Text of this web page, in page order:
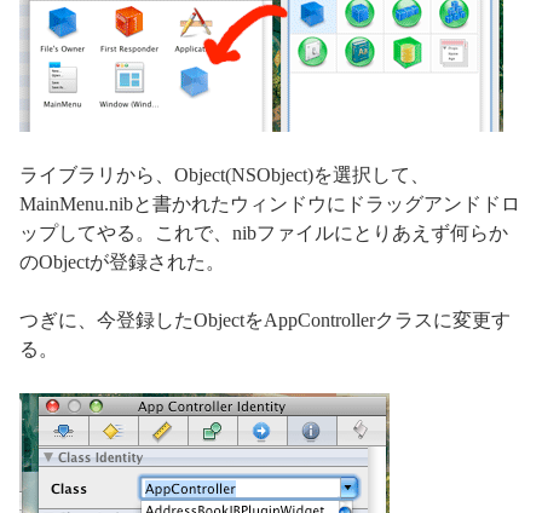
ライブラリから、Object(NSObject)を選択して、
MainMenu.nibと書かれたウィンドウにドラッグアンドドロ
ップしてやる。これで、nibファイルにとりあえず何らか
のObjectが登録された。
つぎに、今登録したObjectをAppControllerクラスに変更す
る。